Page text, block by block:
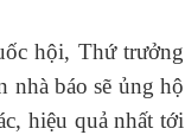
hội, Thứ trưởng
nhà báo sẽ ủng hộ
hiệu quả nhất tới